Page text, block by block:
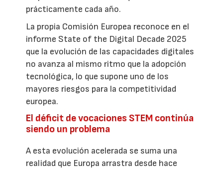
prácticamente cada año.
La propia Comisión Europea reconoce en el
informe State of the Digital Decade 2025
que la evolución de las capacidades digitales
no avanza al mismo ritmo que la adopción
tecnológica, lo que supone uno de los
mayores riesgos para la competitividad
europea.
El déficit de vocaciones STEM continúa
siendo un problema
A esta evolución acelerada se suma una
realidad que Europa arrastra desde hace